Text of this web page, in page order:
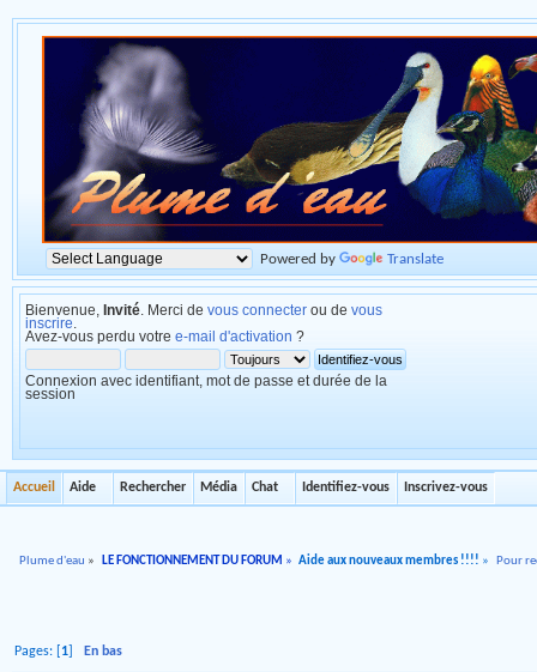
Powered by Translate
Bienvenue, Invité . Merci de vous connecter ou de vous
inscrire
Avez-vous perdu votre e-mail d'activation ?
Connexion avec identifiant, mot de passe et durée de la
session
Accueil Aide Rechercher Média Chat Identifiez-vous Inscrivez-vous
Plume d'eau » LE FONCTIONNEMENT DU FORUM » Aide aux nouveaux membres !!!! » Pour
Pages: [ 1 ]En bas